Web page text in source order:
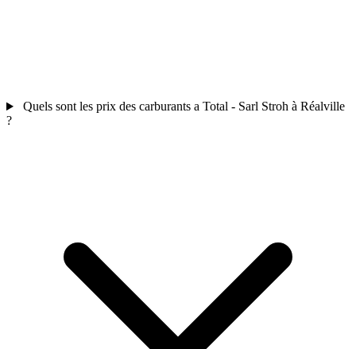
Quels sont les prix des carburants a Total - Sarl Stroh à Réalville
?